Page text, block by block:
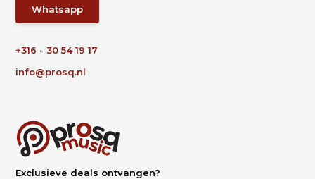
Whatsapp
+316 - 30 54 19 17
info@prosq.nl
Exclusieve deals ontvangen?